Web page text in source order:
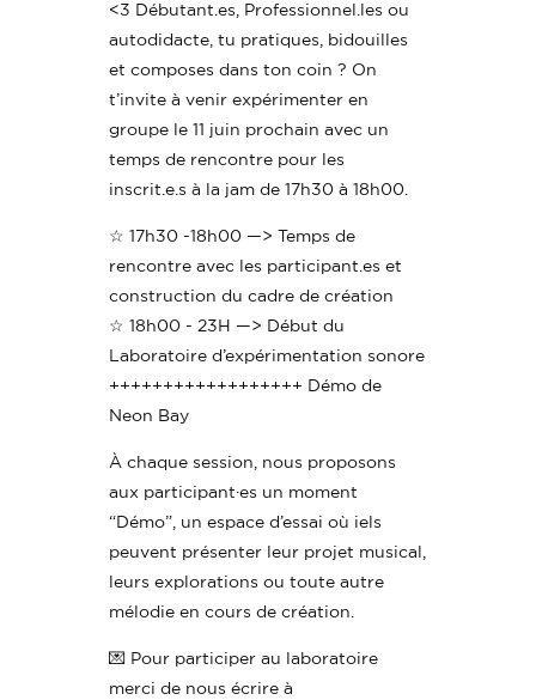
<3 Débutant.es, Professionnel.les ou
autodidacte, tu pratiques, bidouilles
et composes dans ton coin ? On
t’invite à venir expérimenter en
groupe le 11 juin prochain avec un
temps de rencontre pour les
inscrit.e.s à la jam de 17h30 à 18h00.
☆ 17h30 -18h00 —> Temps de
rencontre avec les participant.es et
construction du cadre de création
☆ 18h00 - 23H —> Début du
Laboratoire d’expérimentation sonore
++++++++++++++++++ Démo de
Neon Bay
À chaque session, nous proposons
aux participant·es un moment
“Démo”, un espace d’essai où iels
peuvent présenter leur projet musical,
leurs explorations ou toute autre
mélodie en cours de création.
💌 Pour participer au laboratoire
merci de nous écrire à